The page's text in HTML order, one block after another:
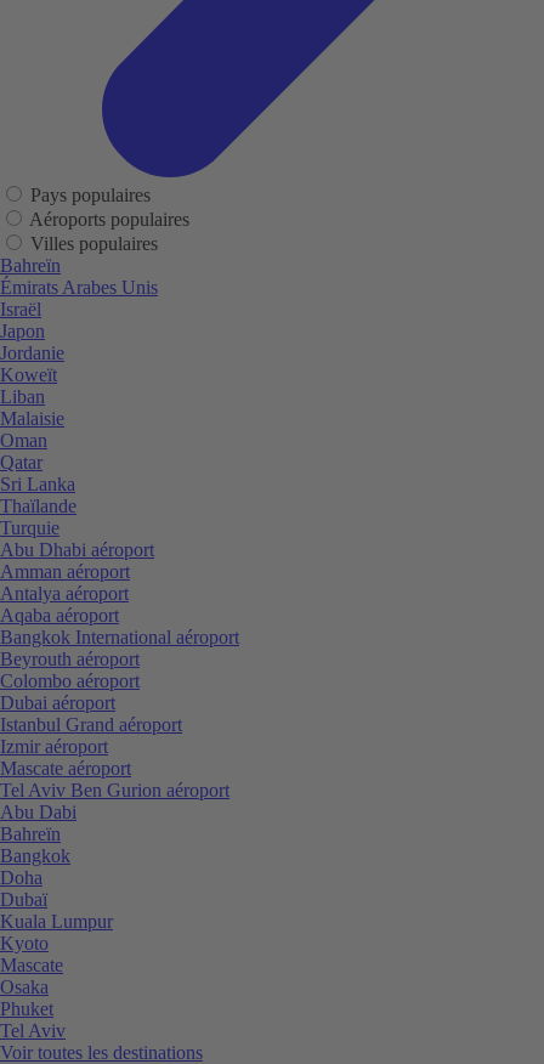
Pays populaires
Aéroports populaires
Villes populaires
Bahreïn
Émirats Arabes Unis
Israël
Japon
Jordanie
Koweït
Liban
Malaisie
Oman
Qatar
Sri Lanka
Thaïlande
Turquie
Abu Dhabi aéroport
Amman aéroport
Antalya aéroport
Aqaba aéroport
Bangkok International aéroport
Beyrouth aéroport
Colombo aéroport
Dubai aéroport
Istanbul Grand aéroport
Izmir aéroport
Mascate aéroport
Tel Aviv Ben Gurion aéroport
Abu Dabi
Bahreïn
Bangkok
Doha
Dubaï
Kuala Lumpur
Kyoto
Mascate
Osaka
Phuket
Tel Aviv
Voir toutes les destinations